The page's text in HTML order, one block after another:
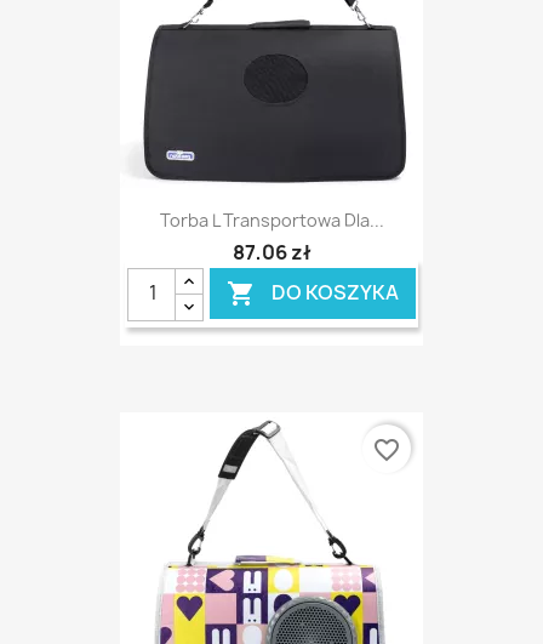
Torba L Transportowa Dla...
87,06 zł
 DO KOSZYKA
favorite_border